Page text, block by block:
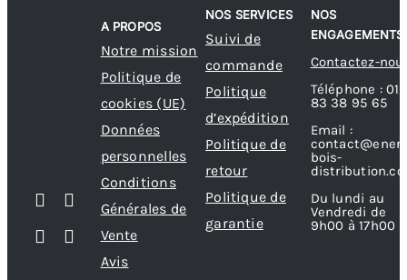
A PROPOS
Notre mission
Politique de
cookies (UE)
Données
personnelles
Conditions
Générales de
Vente
Avis
NOS SERVICES
Suivi de
commande
Politique
d’expédition
Politique de
retour
Politique de
garantie
NOS
ENGAGEMENTS
Contactez-
Téléphone : 01
83 38 95 65
Email :
bois-
Du lundi au
Vendredi de
9h00 à 17h00